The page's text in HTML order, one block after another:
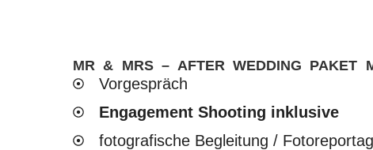
MR & MRS – AFTER WEDDING PAKET
Vorgespräch
Engagement Shooting inklusive
fotografische Begleitung /